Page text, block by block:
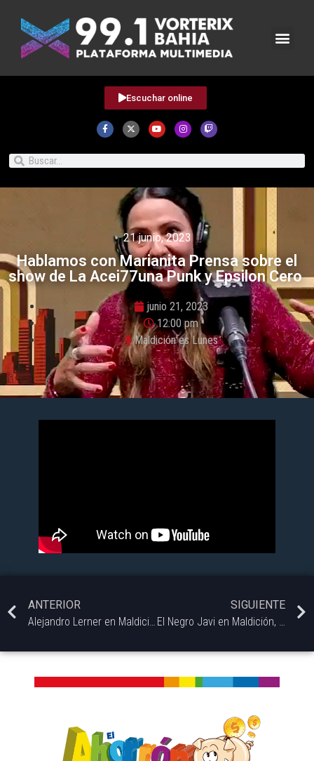
Escuchar online
21 junio, 2023
Hablamos con Marianita Prensa sobre el
show de La Acei77una Punk y Epsilon Cero
junio 21, 2023
12:00 pm
Maldición es Lunes
ANTERIOR
SIGUIENTE